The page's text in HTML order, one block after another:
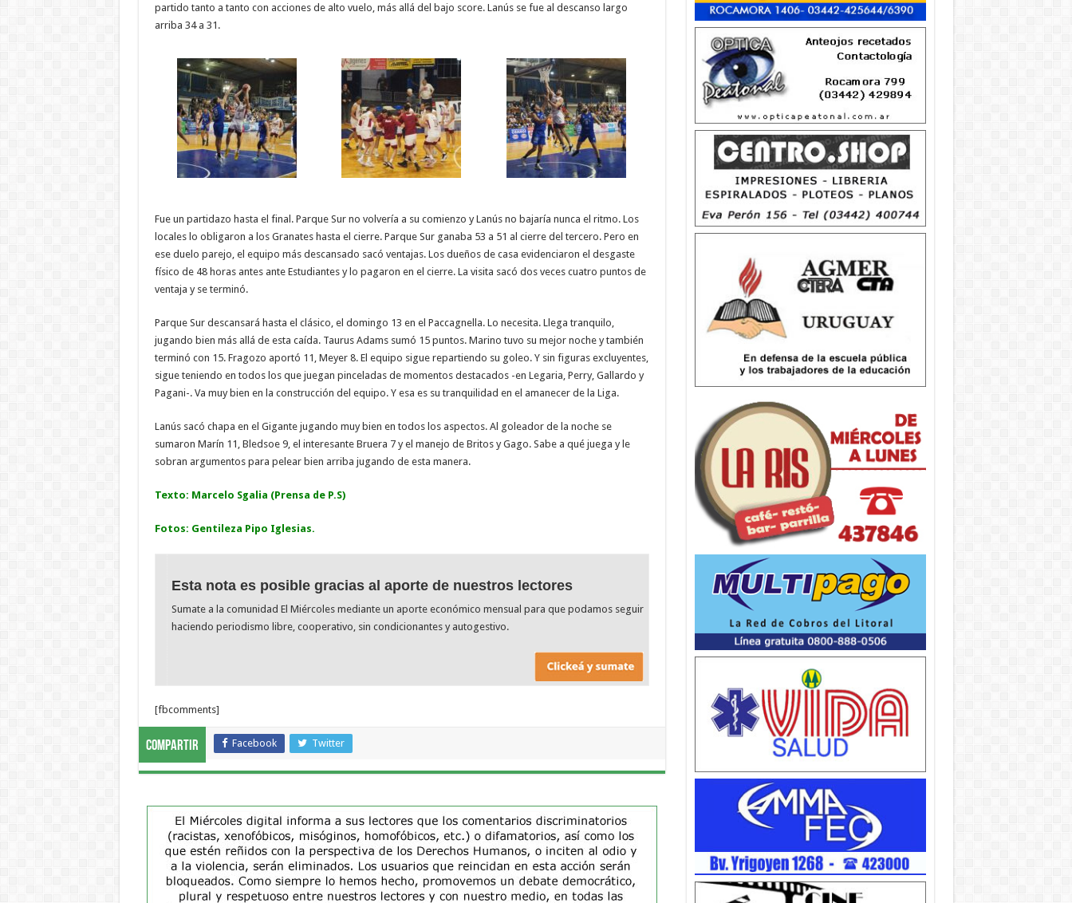
partido tanto a tanto con acciones de alto vuelo, más allá del bajo score. Lanús se fue al descanso largo
arriba 34 a 31.
Fue un partidazo hasta el final. Parque Sur no volvería a su comienzo y Lanús no bajaría nunca el ritmo. Los
locales lo obligaron a los Granates hasta el cierre. Parque Sur ganaba 53 a 51 al cierre del tercero. Pero en
ese duelo parejo, el equipo más descansado sacó ventajas. Los dueños de casa evidenciaron el desgaste
físico de 48 horas antes ante Estudiantes y lo pagaron en el cierre. La visita sacó dos veces cuatro puntos de
ventaja y se terminó.
Parque Sur descansará hasta el clásico, el domingo 13 en el Paccagnella. Lo necesita. Llega tranquilo,
jugando bien más allá de esta caída. Taurus Adams sumó 15 puntos. Marino tuvo su mejor noche y también
terminó con 15. Fragozo aportó 11, Meyer 8. El equipo sigue repartiendo su goleo. Y sin figuras excluyentes,
sigue teniendo en todos los que juegan pinceladas de momentos destacados -en Legaria, Perry, Gallardo y
Pagani-. Va muy bien en la construcción del equipo. Y esa es su tranquilidad en el amanecer de la Liga.
Lanús sacó chapa en el Gigante jugando muy bien en todos los aspectos. Al goleador de la noche se
sumaron Marín 11, Bledsoe 9, el interesante Bruera 7 y el manejo de Britos y Gago. Sabe a qué juega y le
sobran argumentos para pelear bien arriba jugando de esta manera.
Texto: Marcelo Sgalia (Prensa de P.S)
Fotos: Gentileza Pipo Iglesias.
Esta nota es posible gracias al aporte de nuestros lectores
Sumate a la comunidad El Miércoles mediante un aporte económico mensual para que podamos seguir
haciendo periodismo libre, cooperativo, sin condicionantes y autogestivo.
[fbcomments]
Compartir Facebook Twitter